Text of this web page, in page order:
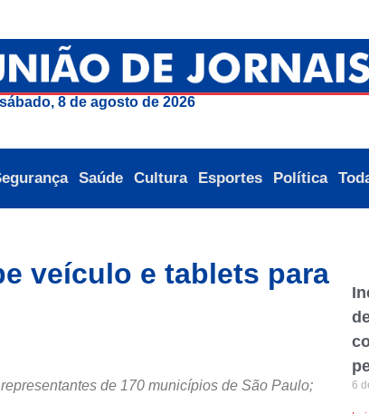
sábado, 8 de agosto de 2026
Saúde Cultura Esportes Política
veículo e tablets para
de 170 municípios de São Paulo;
6